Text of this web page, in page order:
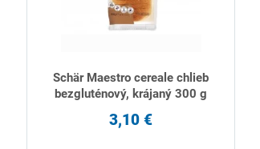
Schär Maestro cereale chlieb
bezgluténový, krájaný 300 g
3,10 €